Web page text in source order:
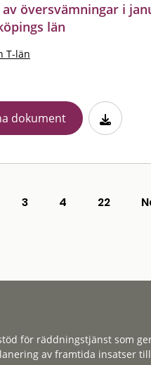
översvämningar i
län
T-län
dokument
3 4 22
för räddningstjänst som
av framtida insatser